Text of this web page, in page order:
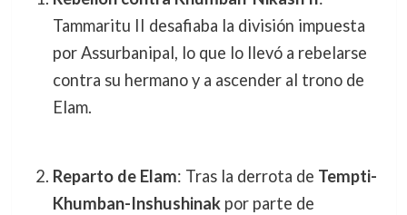
Tammaritu II desafiaba la división impuesta
por Assurbanipal, lo que lo llevó a rebelarse
contra su hermano y a ascender al trono de
Elam.
Reparto de Elam: Tras la derrota de Tempti-
Khumban-Inshushinakpor parte de